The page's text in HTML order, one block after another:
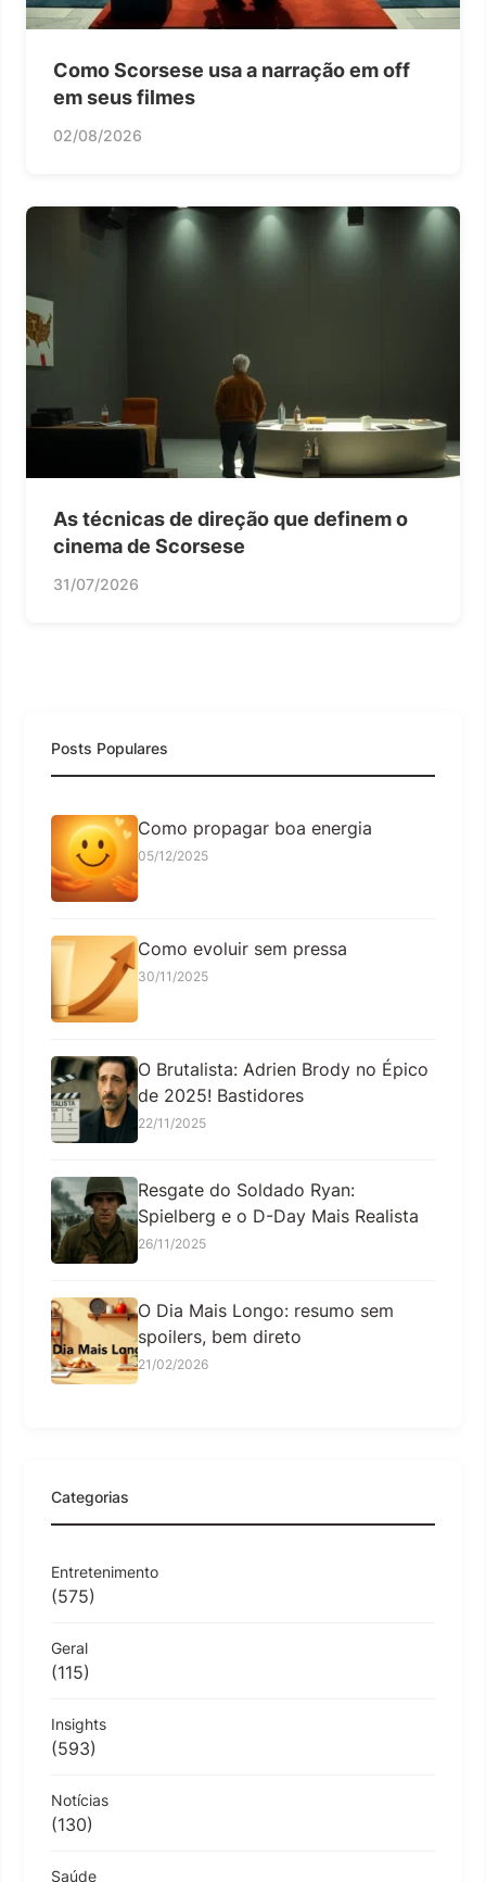
Como Scorsese usa a narração em off
em seus filmes
02/08/2026
As técnicas de direção que definem o
cinema de Scorsese
31/07/2026
Posts Populares
Como propagar boa energia
05/12/2025
Como evoluir sem pressa
30/11/2025
O Brutalista: Adrien Brody no Épico
de 2025! Bastidores
22/11/2025
Resgate do Soldado Ryan:
Spielberg e o D-Day Mais Realista
26/11/2025
O Dia Mais Longo: resumo sem
spoilers, bem direto
21/02/2026
Categorias
Entretenimento
(575)
Geral
(115)
Insights
(593)
Notícias
(130)
Saúde